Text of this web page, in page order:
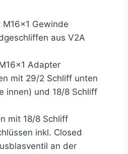
Gewinde
aus V2A
Adapter
mit 29/2 Schliff unten
innen) und 18/8 Schliff
mit 18/8 Schliff
inkl. Closed
an der